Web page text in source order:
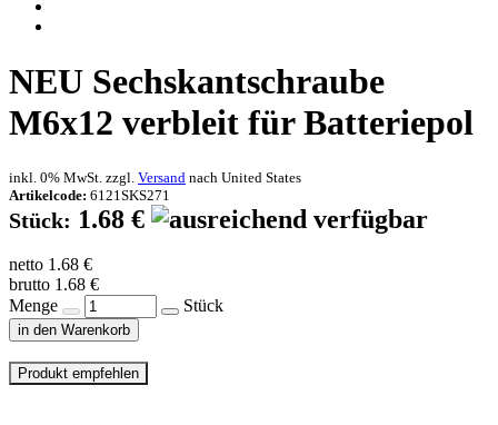
NEU Sechskantschraube
M6x12 verbleit für Batteriepol
inkl. 0% MwSt. zzgl. Versand nach United States
Artikelcode: 6121SKS271
Stück: 1.68 €
netto 1.68 €
brutto 1.68 €
Menge
Stück
in den Warenkorb